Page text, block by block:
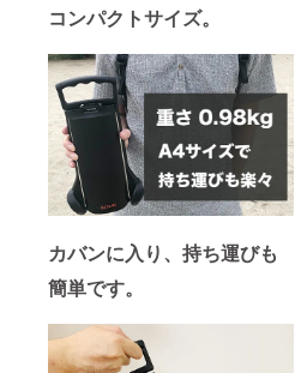
コンパクトサイズ。
カバンに入り、持ち運びも
簡単です。